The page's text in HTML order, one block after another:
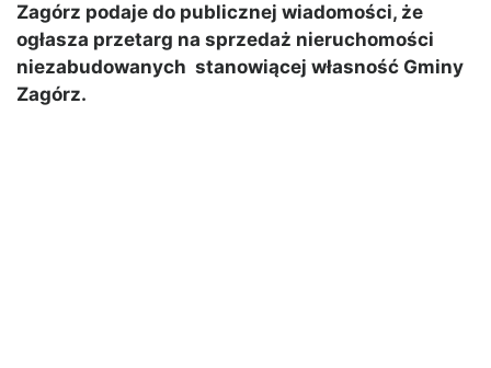
Zagórz podaje do publicznej wiadomości, że
ogłasza przetarg na sprzedaż nieruchomości
niezabudowanych stanowiącej własność Gminy
Zagórz.